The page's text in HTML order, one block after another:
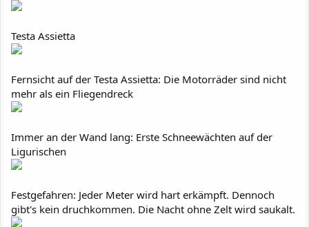
Testa Assietta
Fernsicht auf der Testa Assietta: Die Motorräder sind nicht
mehr als ein Fliegendreck
Immer an der Wand lang: Erste Schneewächten auf der
Ligurischen
Festgefahren: Jeder Meter wird hart erkämpft. Dennoch
gibt's kein druchkommen. Die Nacht ohne Zelt wird saukalt.